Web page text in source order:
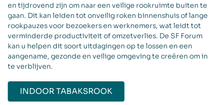
en tijdrovend zijn om naar een veilige rookruimte buiten te
gaan. Dit kan leiden tot onveilig roken binnenshuis of lange
rookpauzes voor bezoekers en werknemers, wat leidt tot
verminderde productiviteit of omzetverlies. De SF Forum
kan u helpen dit soort uitdagingen op te lossen en een
aangename, gezonde en veilige omgeving te creëren om in
te verblijven.
INDOOR TABAKSROOK